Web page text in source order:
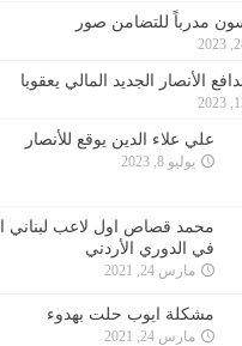
مدرباً للتضامن صور
الأنصار الجديد المالي يعقوبا
علي علاء الدين يوقع للأنصار
يوليو 8, 2023
محمد قصاص اول لاعب لبناني
في الدوري الأردني
مارس 24, 2021
مشكلة ايوب حلت بهدوء
مارس 24, 2021